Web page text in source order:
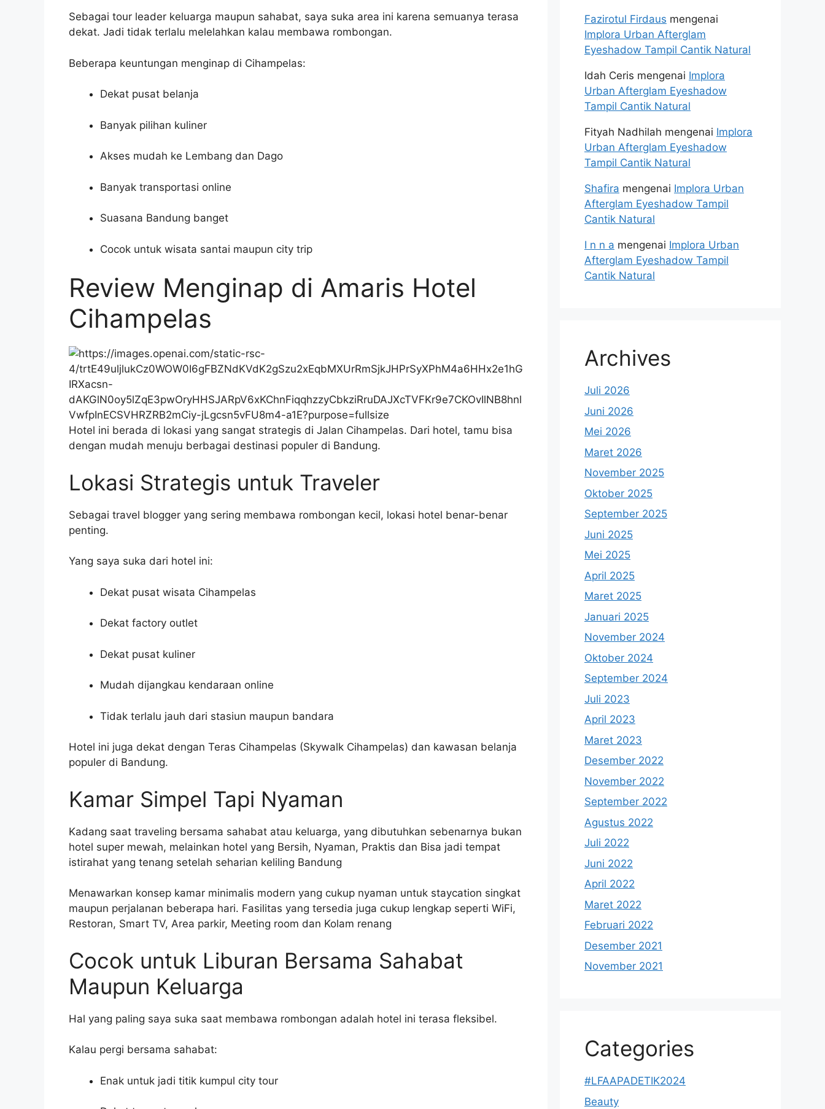
Sebagai tour leader keluarga maupun sahabat, saya suka area ini karena semuanya terasa
dekat. Jadi tidak terlalu melelahkan kalau membawa rombongan.
Beberapa keuntungan menginap di Cihampelas:
Dekat pusat belanja
Banyak pilihan kuliner
Akses mudah ke Lembang dan Dago
Banyak transportasi online
Suasana Bandung banget
Cocok untuk wisata santai maupun city trip
Review Menginap di Amaris Hotel
Cihampelas
Hotel ini berada di lokasi yang sangat strategis di Jalan Cihampelas. Dari hotel, tamu bisa
dengan mudah menuju berbagai destinasi populer di Bandung.
Lokasi Strategis untuk Traveler
Sebagai travel blogger yang sering membawa rombongan kecil, lokasi hotel benar-benar
penting.
Yang saya suka dari hotel ini:
Dekat pusat wisata Cihampelas
Dekat factory outlet
Dekat pusat kuliner
Mudah dijangkau kendaraan online
Tidak terlalu jauh dari stasiun maupun bandara
Hotel ini juga dekat dengan Teras Cihampelas (Skywalk Cihampelas) dan kawasan belanja
populer di Bandung.
Kamar Simpel Tapi Nyaman
Kadang saat traveling bersama sahabat atau keluarga, yang dibutuhkan sebenarnya bukan
hotel super mewah, melainkan hotel yang Bersih, Nyaman, Praktis dan Bisa jadi tempat
istirahat yang tenang setelah seharian keliling Bandung
Menawarkan konsep kamar minimalis modern yang cukup nyaman untuk staycation singkat
maupun perjalanan beberapa hari. Fasilitas yang tersedia juga cukup lengkap seperti WiFi,
Restoran, Smart TV, Area parkir, Meeting room dan Kolam renang
Cocok untuk Liburan Bersama Sahabat
Maupun Keluarga
Hal yang paling saya suka saat membawa rombongan adalah hotel ini terasa fleksibel.
Kalau pergi bersama sahabat:
Enak untuk jadi titik kumpul city tour
Fazirotul Firdaus mengenai
Implora Urban Afterglam
Eyeshadow Tampil Cantik Natural
Idah Ceris mengenai Implora
Urban Afterglam Eyeshadow
Tampil Cantik Natural
Fityah Nadhilah mengenai Implora
Urban Afterglam Eyeshadow
Tampil Cantik Natural
Shafira mengenai Implora Urban
Afterglam Eyeshadow Tampil
Cantik Natural
I n n a mengenai Implora Urban
Afterglam Eyeshadow Tampil
Cantik Natural
Archives
Juli 2026
Juni 2026
Mei 2026
Maret 2026
November 2025
Oktober 2025
September 2025
Juni 2025
Mei 2025
April 2025
Maret 2025
Januari 2025
November 2024
Oktober 2024
September 2024
Juli 2023
April 2023
Maret 2023
Desember 2022
November 2022
September 2022
Agustus 2022
Juli 2022
Juni 2022
April 2022
Maret 2022
Februari 2022
Desember 2021
November 2021
Categories
#LFAAPADETIK2024
Beauty